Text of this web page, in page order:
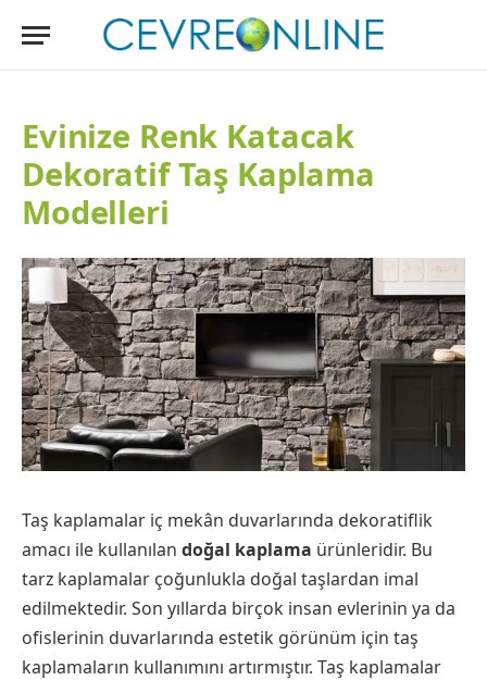
Evinize Renk Katacak
Dekoratif Taş Kaplama
Modelleri
Taş kaplamalar iç mekân duvarlarında dekoratiflik
amacı ile kullanılan doğal kaplama ürünleridir. Bu
tarz kaplamalar çoğunlukla doğal taşlardan imal
edilmektedir. Son yıllarda birçok insan evlerinin ya da
ofislerinin duvarlarında estetik görünüm için taş
kaplamaların kullanımını artırmıştır. Taş kaplamalar